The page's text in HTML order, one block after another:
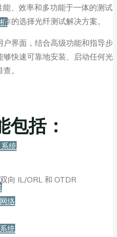
统
络
统
、效率和多功能于一体的测试
的选择光纤测试解决方案。
界面，结合高级功能和指导步
快速可靠地安装、启动任何光
。
括：
向 IL/ORL 和 OTDR